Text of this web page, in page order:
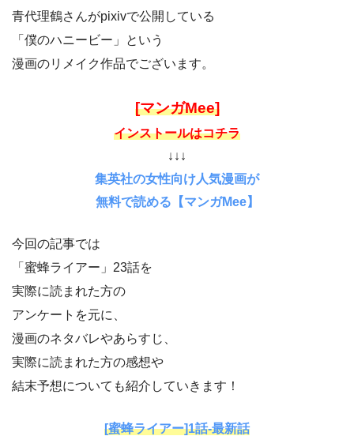
青代理鶴さんがpixivで公開している
「僕のハニービー」という
漫画のリメイク作品でございます。
[マンガMee]
インストールはコチラ
↓↓↓
集英社の女性向け人気漫画が
無料で読める【マンガMee】
今回の記事では
「蜜蜂ライアー」23話を
実際に読まれた方の
アンケートを元に、
漫画のネタバレやあらすじ、
実際に読まれた方の感想や
結末予想についても紹介していきます！
[蜜蜂ライアー]1話-最新話